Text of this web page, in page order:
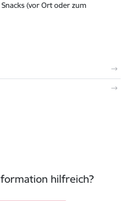
(vor Ort oder zum
hilfreich?